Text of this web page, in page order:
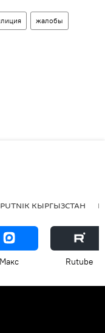
жалобы
КЫРГЫЗСТАН
Макс Rutube